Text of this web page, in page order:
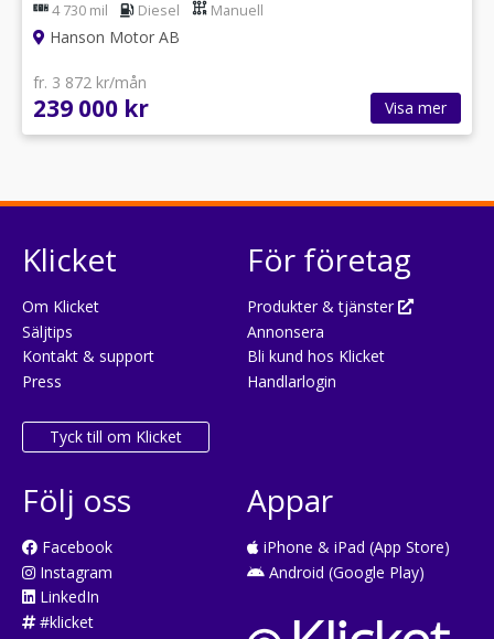
4 730 mil Diesel Manuell
Hanson Motor AB
fr. 3 872 kr/mån
239 000 kr Visa mer
Klicket
Om Klicket
Säljtips
Kontakt & support
Press
Tyck till om Klicket
För företag
Produkter & tjänster
Annonsera
Bli kund hos Klicket
Handlarlogin
Följ oss
Facebook
Instagram
LinkedIn
#klicket
Appar
iPhone & iPad (App Store)
Android (Google Play)